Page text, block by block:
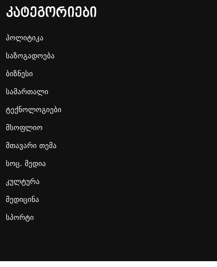
კატეგორიები
პოლიტიკა
საზოგადოება
ბიზნესი
სამართალი
ტექნოლოგიები
მსოფლიო
მთავარი თემა
სოც. მედია
კულტურა
მედიცინა
სპორტი